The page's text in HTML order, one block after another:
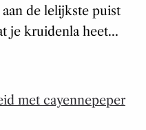
de lelijkste puist
je kruidenla heet…
met cayennepeper